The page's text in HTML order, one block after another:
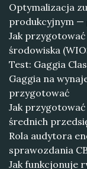
Optymalizacja
produkcyjnym —
Jak
środowiska
Test: Gaggia
Gaggia na
przygotować
Jak przygotować
średnich
Rola audytora
sprawozdania
Jak funkcjonuje